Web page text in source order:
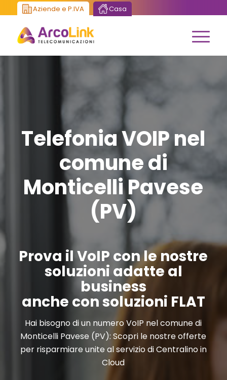
Aziende e P.IVA Casa
Telefonia VOIP nel
comune di
Monticelli Pavese
(PV)
Prova il VoIP con le nostre
soluzioni adatte al
business
anche con soluzioni FLAT
Hai bisogno di un numero VoIP nel comune di
Monticelli Pavese (PV): Scopri le nostre offerte
per risparmiare unite al servizio di Centralino in
Cloud